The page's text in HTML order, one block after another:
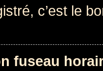
c’est le
fuseau